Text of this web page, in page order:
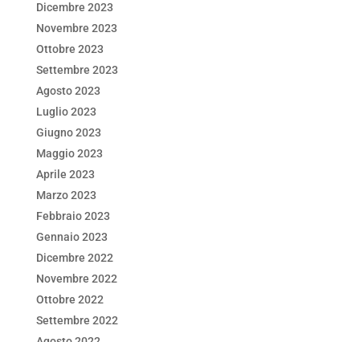
Dicembre 2023
Novembre 2023
Ottobre 2023
Settembre 2023
Agosto 2023
Luglio 2023
Giugno 2023
Maggio 2023
Aprile 2023
Marzo 2023
Febbraio 2023
Gennaio 2023
Dicembre 2022
Novembre 2022
Ottobre 2022
Settembre 2022